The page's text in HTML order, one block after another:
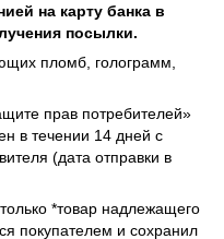
на карту банка в
посылки.
пломб, голограмм,
прав потребителей»
в течении 14 дней с
(дата отправки в
*товар надлежащего
покупателем и сохранил